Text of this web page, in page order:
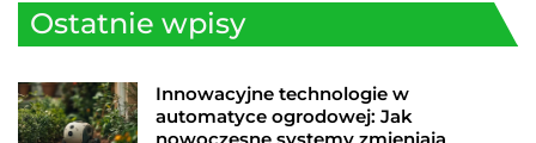
Ostatnie wpisy
Innowacyjne technologie w
automatyce ogrodowej: Jak